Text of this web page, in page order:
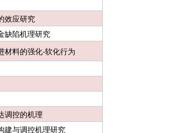
效应研究
缺陷机理研究
材料的强化-软化行为
调控的机理
建与调控机理研究